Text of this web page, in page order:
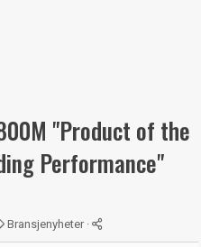
"Product of the
Performance"
K
a
Bransjenyheter